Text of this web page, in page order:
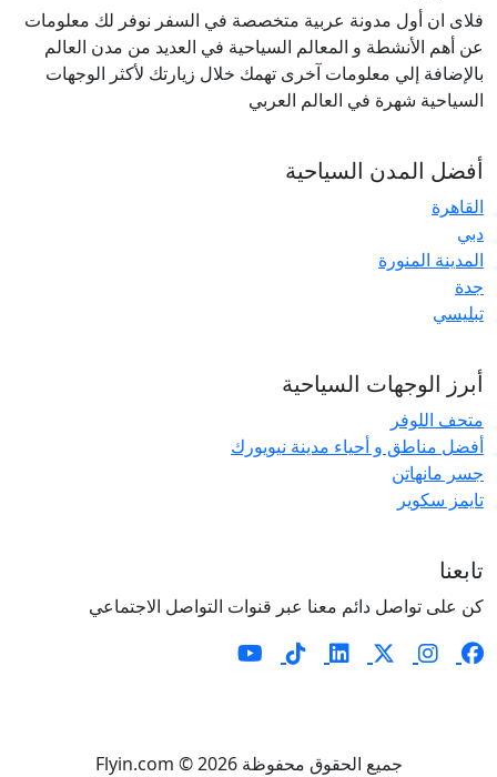
فلاى ان أول مدونة عربية متخصصة في السفر نوفر لك معلومات
عن أهم الأنشطة و المعالم السياحية في العديد من مدن العالم
بالإضافة إلي معلومات آخرى تهمك خلال زيارتك لأكثر الوجهات
السياحية شهرة في العالم العربي
أفضل المدن السياحية
القاهرة
دبي
المدينة المنورة
جدة
تبليسي
أبرز الوجهات السياحية
متحف اللوفر
أفضل مناطق و أحياء مدينة نيويورك
جسر مانهاتن
تايمز سكوير
تابعنا
كن على تواصل دائم معنا عبر قنوات التواصل الاجتماعي
جميع الحقوق محفوظة Flyin.com © 2026